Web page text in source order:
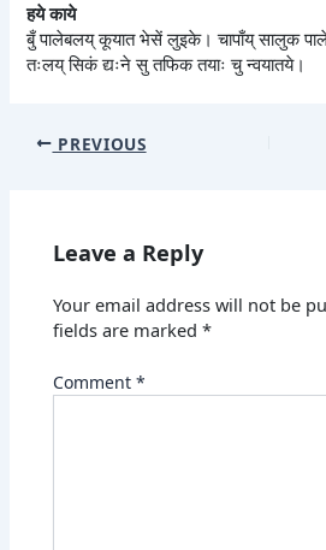
हये काये
बुँ पालेबलय् कूयात भेसें लुइके। चापाँय् सालुक
तःलय् सिकं द्यःने सु तफिक तयाः चु न्वयातये।
PREVIOUS
Leave a Reply
Your email address will not be
fields are marked*
Comment*